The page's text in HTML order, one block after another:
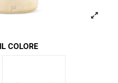
COLORE